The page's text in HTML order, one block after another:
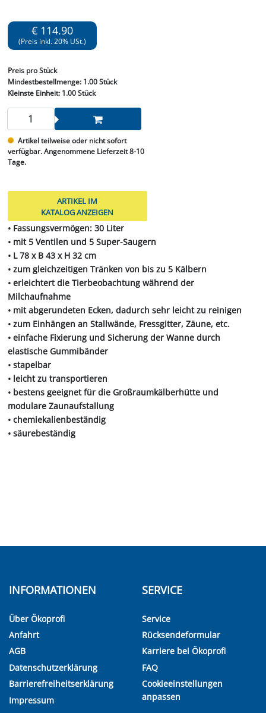
€ 114.90
(Preis inkl. 20% USt.)
Preis pro Stück
Mindestbestellmenge: 1.00 Stück
Kleinste Einheit:1.00 Stück
Artikel teilweise oder nicht sofort
verfügbar. Angenommene Lieferzeit 8-10
Tage.
ARTIKEL IM
KATALOG ANZEIGEN
• Fassungsvermögen: 30 Liter
• mit 5 Ventilen und 5 Super-Saugern
• L 78 x B 43 x H 32 cm
• zum gleichzeitigen Tränken von bis zu 5 Kälbern
• erleichtert die Tierbeobachtung während der
Milchaufnahme
• mit abgerundeten Ecken, dadurch sehr leicht zu reinigen
• zum Einhängen an Stallwände, Fressgitter, Zäune, etc.
• einfache Fixierung und Sicherung der Wanne durch
elastische Gummibänder
• stapelbar
• leicht zu transportieren
• bestens geeignet für die Großraumkälberhütte und
modulare Zaunaufstallung
• chemiekalienbeständig
• säurebeständig
INFORMATIONEN
Über Ökoprofi
Anfahrt
AGB
Datenschutzerklärung
Barrierefreiheitserklärung
Impressum
SERVICE
Service
Rücksendeformular
Karriere bei Ökoprofi
FAQ
Cookieeinstellungen
anpassen